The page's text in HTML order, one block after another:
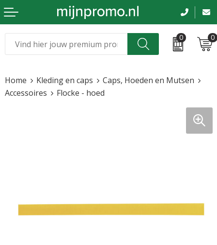
0 0
Kleding & caps
Bloemen en planten
Sinterklaas
Home Kleding en caps
Caps, Hoeden en Mutsen
Accessoires
Flocke - hoed